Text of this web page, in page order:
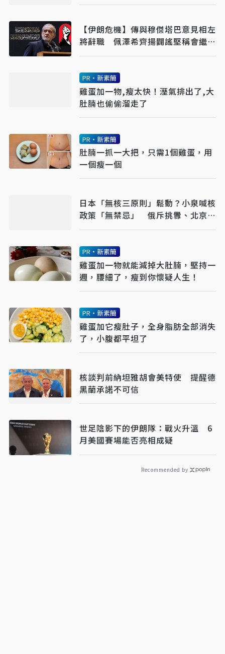
【伊朗危機】傳與穆傑塔巴意見相左
將辭職 佩澤希齊揚闢謠堅稱會繼續
總統職務
PR・新素簡
雞蛋加一物,瘦太快！溼氣排出了,大
肚腩也偷偷溜走了
PR・新素簡
肚腩一抓一大把，只需1個雞蛋，用
一個瘦一個
日本「無核三原則」鬆動？小泉喊核
政策「無禁忌」 俄斥挑釁、北京早
警戒
PR・新素簡
雞蛋加一物就能減掉大肚腩，堅持一
週，腰細了，瘦到你懷疑人生！
PR・新素簡
雞蛋加它瘦肚子，全身脂肪全部消失
了，小腹都平坦了
核談判前納坦雅胡會美特使 提醒德
黑蘭承諾不可信
世足陰影下的伊朗隊：戰火升溫 6
月美國賽場能否亮相成疑
Recommended by